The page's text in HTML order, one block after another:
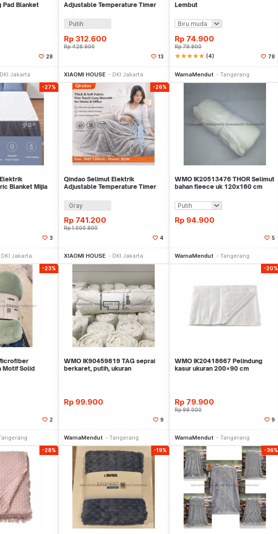
Pad Blanket
28
DKI Jakarta
Adjustable Temperature Timer
Putih
Rp 312.600
Rp428.900
13
XIAOMI HOUSE DKI Jakarta
Lembut
Rp 74.900
Rp79.900
starstarstarstarstar (4) 78
WarnaMendut Tangerang
-27%
Blanket Mijia
3
DKI Jakarta
-26%
Qindao Selimut Elektrik
Adjustable Temperature Timer
Gray
Rp 741.200
Rp1.000.900
4
XIAOMI HOUSE DKI Jakarta
WMO IK20513476 THOR Selimut
bahan fleece uk 120x160 cm
Rp 94.900
5
WarnaMendut Tangerang
-23%
Motif Solid
2
WMO IK90459819 TAG seprai
berkaret, putih, ukuran
Rp 99.900
9
WarnaMendut Tangerang
-20%
WMO IK20418667 Pelindung
kasur ukuran 200×90 cm
Rp 79.900
Rp99.000
9
WarnaMendut Tangerang
-28% -19% -36%